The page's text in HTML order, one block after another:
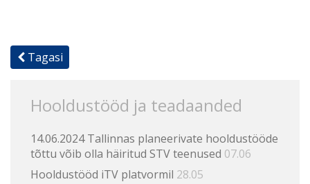
Tagasi
Hooldustööd ja teadaanded
14.06.2024 Tallinnas planeerivate hooldustööde
tõttu võib olla häiritud STV teenused 07.06
Hooldustööd iTV platvormil 28.05